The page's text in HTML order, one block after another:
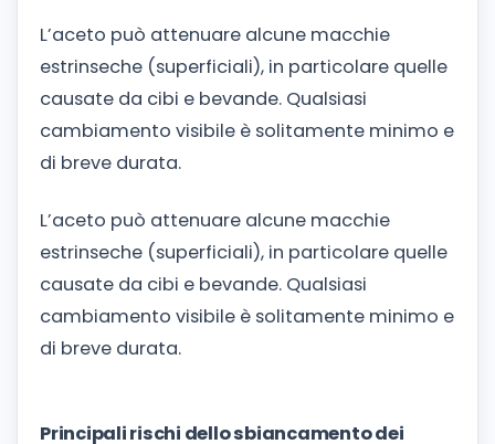
L’aceto può attenuare alcune macchie
estrinseche (superficiali), in particolare quelle
causate da cibi e bevande. Qualsiasi
cambiamento visibile è solitamente minimo e
di breve durata.
L’aceto può attenuare alcune macchie
estrinseche (superficiali), in particolare quelle
causate da cibi e bevande. Qualsiasi
cambiamento visibile è solitamente minimo e
di breve durata.
Principali rischi dello sbiancamento dei